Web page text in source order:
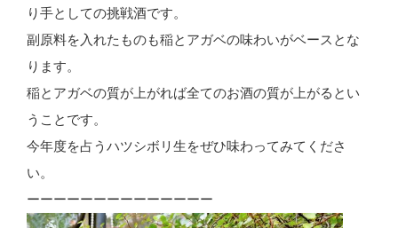
り手としての挑戦酒です。
副原料を入れたものも稲とアガベの味わいがベースとな
ります。
稲とアガベの質が上がれば全てのお酒の質が上がるとい
うことです。
今年度を占うハツシボリ生をぜひ味わってみてくださ
い。
ーーーーーーーーーーーーーー